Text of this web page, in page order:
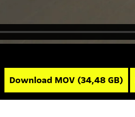
Download MOV (34,48 GB)